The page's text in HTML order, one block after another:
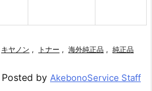
キヤノン , トナー , 海外純正品 , 純正品
Posted by AkebonoService Staff